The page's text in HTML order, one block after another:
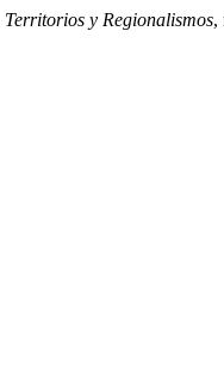
Territorios y Regionalismos,